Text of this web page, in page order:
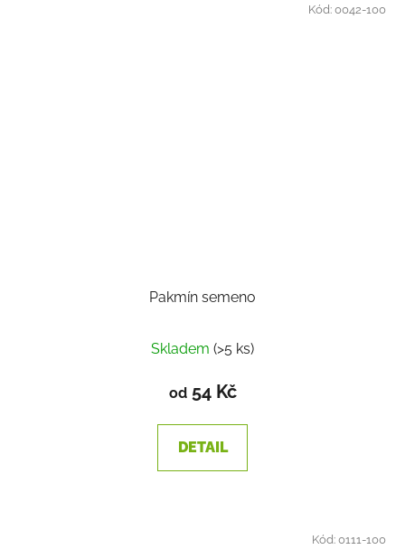
Pakmín semeno
Skladem (>5 ks)
od54 Kč
DETAIL
Kód:0042-100
Kód:0111-100